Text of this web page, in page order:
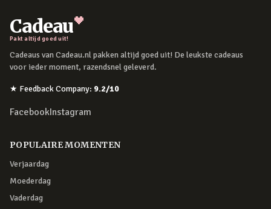
Cadeau
Pakt altijd goed uit!
Cadeaus van Cadeau.nl pakken altijd goed uit! De leukste cadeaus
voor ieder moment, razendsnel geleverd.
★ Feedback Company: 9.2/10
FacebookInstagram
POPULAIRE MOMENTEN
Verjaardag
Moederdag
Vaderdag